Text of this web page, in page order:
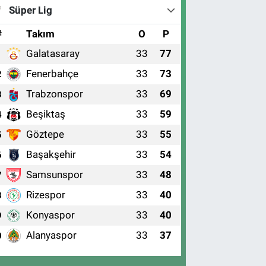
Süper Lig
Takım O P
Galatasaray 33 77
Fenerbahçe 33 73
Trabzonspor 33 69
Beşiktaş 33 59
Göztepe 33 55
Başakşehir 33 54
Samsunspor 33 48
Rizespor 33 40
Konyaspor 33 40
Alanyaspor 33 37